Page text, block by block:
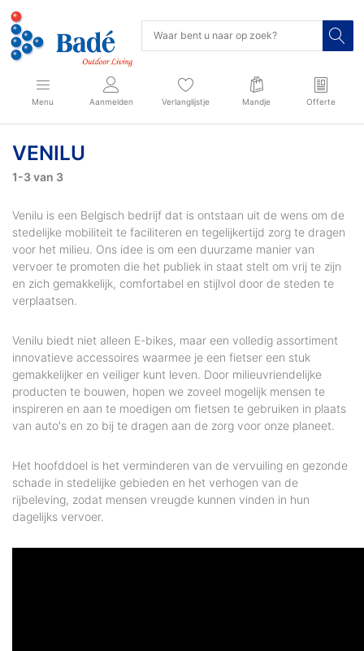
Menu Aanmelden Verlanglijstje Mandje Offerte
VENILU
1-3van 3
Venilu is een Belgisch bedrijf dat is ontstaan ​​uit de wens om de
stedelijke mobiliteit te faciliteren en tegelijkertijd zorg te dragen
voor het milieu. Ons idee is om een ​​duurzame manier van
vervoer te promoten die het publiek in staat stelt om vrij te zijn
en zich gemakkelijk, comfortabel en stijlvol door de steden te
verplaatsen.
Venilu biedt niet alleen E-bikes, maar een volledig assortiment
innovatieve accessoires waarmee je een fietser een stuk
gemakkelijker en veiliger kunt leven. Door milieuvriendelijke
producten te bouwen, hopen we zoveel mogelijk mensen te
inspireren en aan te moedigen om fietsen te gebruiken in plaats
van auto's en zo bij te dragen aan de zorg voor onze planeet.
Het hoofddoel is het verminderen van de vervuiling en gezonde
schade in stedelijke gebieden en het verhogen van de
rijbeleving, zodat mensen vreugde kunnen vinden in hun
dagelijks vervoer.